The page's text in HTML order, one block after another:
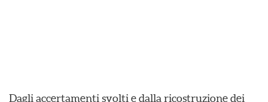
Dagli accertamenti svolti e dalla ricostruzione dei